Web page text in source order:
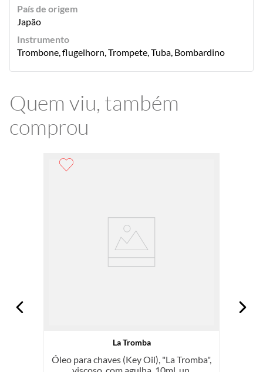
País de origem
Japão
Instrumento
Trombone, flugelhorn, Trompete, Tuba, Bombardino
Quem viu, também
comprou
La Tromba
Óleo para chaves (Key Oil), "La Tromba",
viscoso, com agulha, 10ml, un.